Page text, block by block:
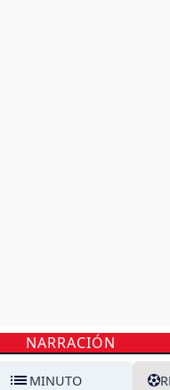
NARRACIÓN
MINUTO